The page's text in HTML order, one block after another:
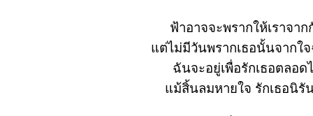
ฟ้าอาจจะพรากให้เราจาก
ต่ไม่มีวันพรากเธอนั้นจากใ
ฉันจะอยู่เพื่อรักเธอตลอด
ม้สิ้นลมหายใจ รักเธอนิรั